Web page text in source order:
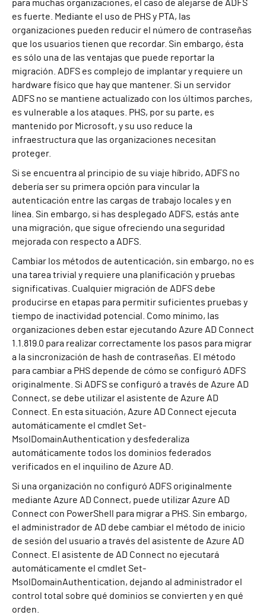
para muchas organizaciones, el caso de alejarse de ADFS
es fuerte. Mediante el uso de PHS y PTA, las
organizaciones pueden reducir el número de contraseñas
que los usuarios tienen que recordar. Sin embargo, ésta
es sólo una de las ventajas que puede reportar la
migración. ADFS es complejo de implantar y requiere un
hardware físico que hay que mantener. Si un servidor
ADFS no se mantiene actualizado con los últimos parches,
es vulnerable a los ataques. PHS, por su parte, es
mantenido por Microsoft, y su uso reduce la
infraestructura que las organizaciones necesitan
proteger.
Si se encuentra al principio de su viaje híbrido, ADFS no
debería ser su primera opción para vincular la
autenticación entre las cargas de trabajo locales y en
línea. Sin embargo, si has desplegado ADFS, estás ante
una migración, que sigue ofreciendo una seguridad
mejorada con respecto a ADFS.
Cambiar los métodos de autenticación, sin embargo, no es
una tarea trivial y requiere una planificación y pruebas
significativas. Cualquier migración de ADFS debe
producirse en etapas para permitir suficientes pruebas y
tiempo de inactividad potencial. Como mínimo, las
organizaciones deben estar ejecutando Azure AD Connect
1.1.819.0 para realizar correctamente los pasos para migrar
a la sincronización de hash de contraseñas. El método
para cambiar a PHS depende de cómo se configuró ADFS
originalmente. Si ADFS se configuró a través de Azure AD
Connect, se debe utilizar el asistente de Azure AD
Connect. En esta situación, Azure AD Connect ejecuta
automáticamente el cmdlet Set-
MsolDomainAuthentication y desfederaliza
automáticamente todos los dominios federados
verificados en el inquilino de Azure AD.
Si una organización no configuró ADFS originalmente
mediante Azure AD Connect, puede utilizar Azure AD
Connect con PowerShell para migrar a PHS. Sin embargo,
el administrador de AD debe cambiar el método de inicio
de sesión del usuario a través del asistente de Azure AD
Connect. El asistente de AD Connect no ejecutará
automáticamente el cmdlet Set-
MsolDomainAuthentication, dejando al administrador el
control total sobre qué dominios se convierten y en qué
orden.